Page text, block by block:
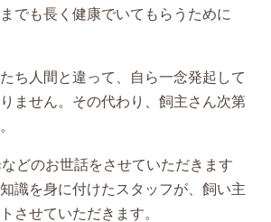
でも長く健康でいてもらうために
ち人間と違って、自ら一念発起して
ません。その代わり、飼主さん次第
どのお世話をさせていただきます
識を身に付けたスタッフが、飼い主
させていただきます。